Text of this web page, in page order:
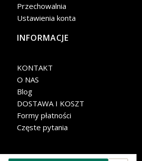
Przechowalnia
Ustawienia konta
INFORMACJE
KONTAKT
O NAS
Blog
DOSTAWA I KOSZT
Formy płatności
Częste pytania